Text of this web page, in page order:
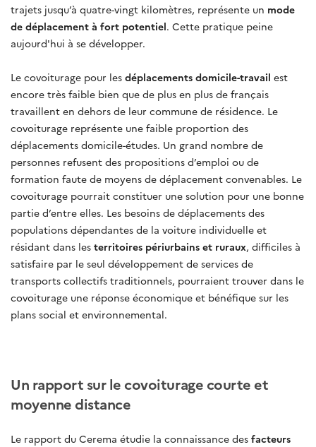
trajets jusqu’à quatre-vingt kilomètres, représente un mode
de déplacement à fort potentiel. Cette pratique peine
aujourd'hui à se développer.
Le covoiturage pour les déplacements domicile-travail est
encore très faible bien que de plus en plus de français
travaillent en dehors de leur commune de résidence. Le
covoiturage représente une faible proportion des
déplacements domicile-études. Un grand nombre de
personnes refusent des propositions d’emploi ou de
formation faute de moyens de déplacement convenables. Le
covoiturage pourrait constituer une solution pour une bonne
partie d’entre elles. Les besoins de déplacements des
populations dépendantes de la voiture individuelle et
résidant dans les territoires périurbains et ruraux, difficiles à
satisfaire par le seul développement de services de
transports collectifs traditionnels, pourraient trouver dans le
covoiturage une réponse économique et bénéfique sur les
plans social et environnemental.
Un rapport sur le covoiturage courte et
moyenne distance
Le rapport du Cerema étudie la connaissance des facteurs